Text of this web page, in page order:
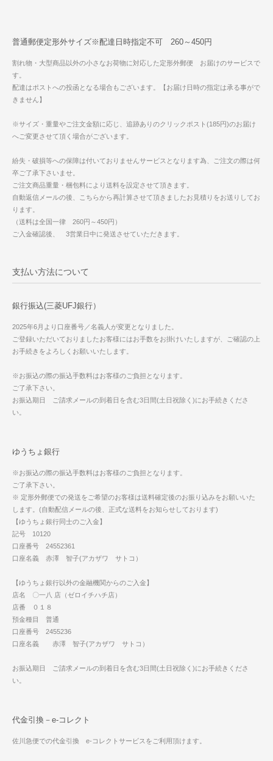
普通郵便定形外サイズ※配達日時指定不可 260～450円
割れ物・大型商品以外の小さなお荷物に対応した定形外郵便 お届けのサービスで
す。
配達はポストへの投函となる場合もございます。【お届け日時の指定は承る事がで
きません】
※サイズ・重量やご注文金額に応じ、追跡ありのクリックポスト(185円)のお届け
へご変更させて頂く場合がございます。
紛失・破損等への保障は付いておりませんサービスとなります為、ご注文の際は何
卒ご了承下さいませ。
ご注文商品重量・梱包料により送料を設定させて頂きます。
自動返信メールの後、こちらから再計算させて頂きましたお見積りをお送りしてお
ります。
（送料は全国一律 260円～450円）
ご入金確認後、 3営業日中に発送させていただきます。
支払い方法について
銀行振込(三菱UFJ銀行）
2025年6月より口座番号／名義人が変更となりました。
ご登録いただいておりましたお客様にはお手数をお掛けいたしますが、ご確認の上
お手続きをよろしくお願いいたします。
※お振込の際の振込手数料はお客様のご負担となります。
ご了承下さい。
お振込期日 ご請求メールの到着日を含む3日間(土日祝除く)にお手続きくださ
い。
ゆうちょ銀行
※お振込の際の振込手数料はお客様のご負担となります。
ご了承下さい。
※ 定形外郵便での発送をご希望のお客様は送料確定後のお振り込みをお願いいた
します。(自動配信メールの後、正式な送料をお知らせしております)
【ゆうちょ銀行同士のご入金】
記号 10120
口座番号 24552361
口座名義 赤澤 智子(アカザワ サトコ）
【ゆうちょ銀行以外の金融機関からのご入金】
店名 〇一八 店（ゼロイチハチ店）
店番 ０１８
預金種目 普通
口座番号 2455236
口座名義 赤澤 智子(アカザワ サトコ）
お振込期日 ご請求メールの到着日を含む3日間(土日祝除く)にお手続きくださ
い。
代金引換－e-コレクト
佐川急便での代金引換 e-コレクトサービスをご利用頂けます。